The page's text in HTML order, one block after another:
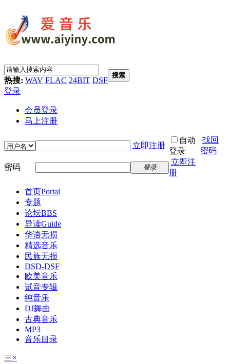
热搜: WAV FLAC 24BIT DSF
搜索
登录
会员登录
马上注册
立即注册
自动
登录
找回
密码
密码
登录
立即注
册
首页Portal
专题
论坛BBS
导读Guide
华语无损
精选音乐
民族无损
DSD-DSF
欧美音乐
试音专辑
纯音乐
DJ舞曲
古典音乐
MP3
音乐目录
三×